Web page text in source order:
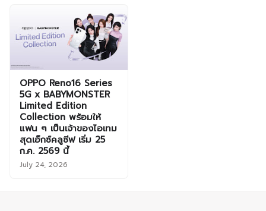
OPPO Reno16 Series
5G x BABYMONSTER
Limited Edition
Collection พร้อมให้
แฟน ๆ เป็นเจ้าของไอเทม
สุดเอ็กซ์คลูซีฟ เริ่ม 25
ก.ค. 2569 นี้
July 24, 2026